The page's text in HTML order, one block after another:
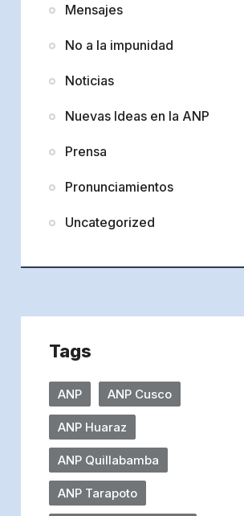
Mensajes
No a la impunidad
Noticias
Nuevas Ideas en la ANP
Prensa
Pronunciamientos
Uncategorized
Tags
ANP ANP Cusco
ANP Huaraz
ANP Quillabamba
ANP Tarapoto